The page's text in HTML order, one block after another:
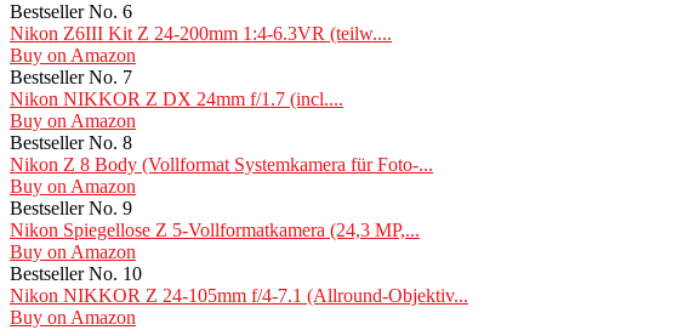
Bestseller No. 6
Nikon Z6III Kit Z 24-200mm 1:4-6.3VR (teilw....
Buy on Amazon
Bestseller No. 7
Nikon NIKKOR Z DX 24mm f/1.7 (incl....
Buy on Amazon
Bestseller No. 8
Nikon Z 8 Body (Vollformat Systemkamera für Foto-...
Buy on Amazon
Bestseller No. 9
Nikon Spiegellose Z 5-Vollformatkamera (24,3 MP,...
Buy on Amazon
Bestseller No. 10
Nikon NIKKOR Z 24-105mm f/4-7.1 (Allround-Objektiv...
Buy on Amazon